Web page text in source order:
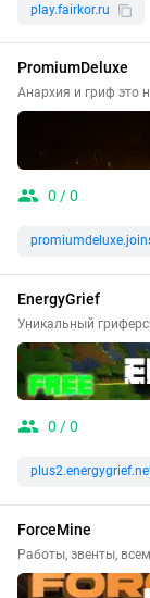
play.fairkor.ru
PromiumDeluxe
Анархия и гриф это
0 / 0
EnergyGrief
Уникальный
0 / 0
ForceMine
Работы, эвенты,